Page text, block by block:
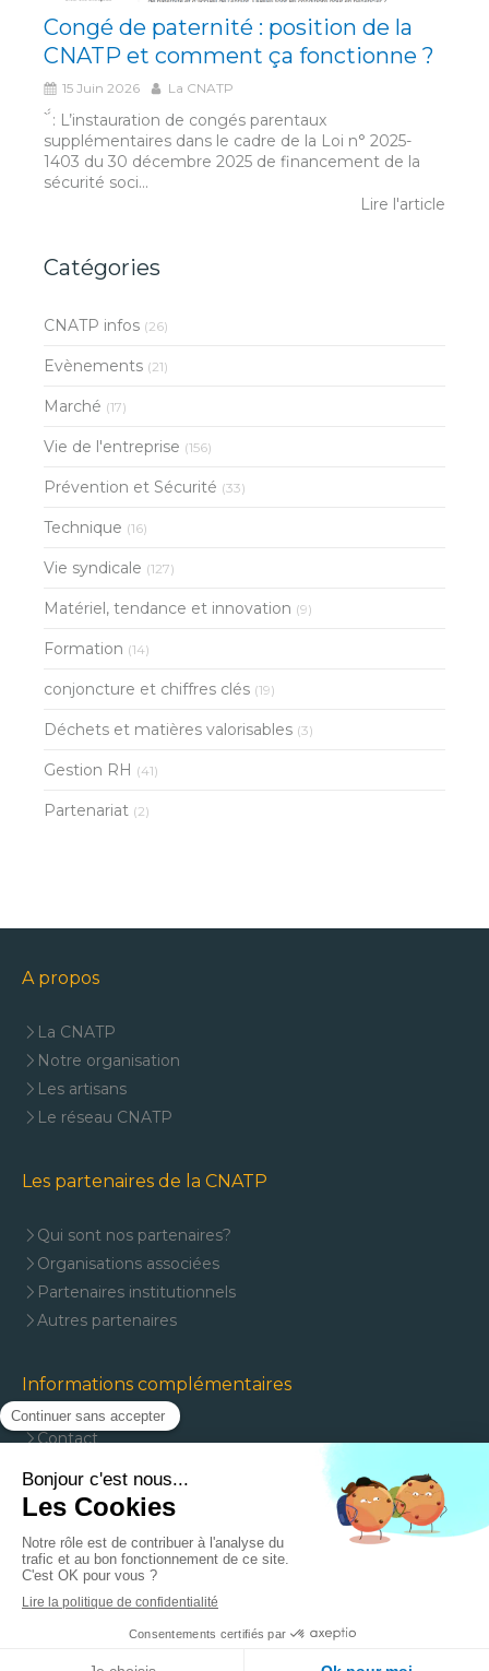
Congé de paternité : position de la
CNATP et comment ça fonctionne ?
15 Juin 2026 La CNATP
́́ ̀ : L’instauration de congés parentaux
supplémentaires dans le cadre de la Loi n° 2025-
1403 du 30 décembre 2025 de financement de la
sécurité soci...
Lire l'article
Catégories
CNATP infos (26)
Evènements (21)
Marché (17)
Vie de l'entreprise (156)
Prévention et Sécurité (33)
Technique (16)
Vie syndicale (127)
Matériel, tendance et innovation (9)
Formation (14)
conjoncture et chiffres clés (19)
Déchets et matières valorisables (3)
Gestion RH (41)
Partenariat (2)
A propos
La CNATP
Notre organisation
Les artisans
Le réseau CNATP
Les partenaires de la CNATP
Qui sont nos partenaires?
Organisations associées
Partenaires institutionnels
Autres partenaires
Informations complémentaires
Contact
Plan du site